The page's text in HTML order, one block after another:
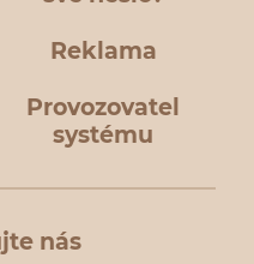
Reklama
Provozovatel
systému
nás